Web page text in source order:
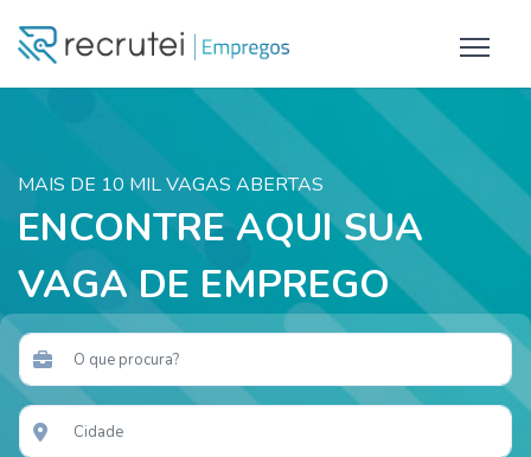
MAIS DE 10 MIL VAGAS ABERTAS
ENCONTRE AQUI SUA
VAGA DE EMPREGO